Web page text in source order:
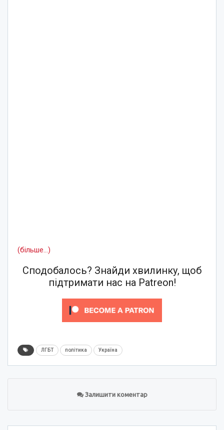
(більше…)
Сподобалось? Знайди хвилинку, щоб
підтримати нас на Patreon!
ЛГБТ політика Україна
Залишити коментар